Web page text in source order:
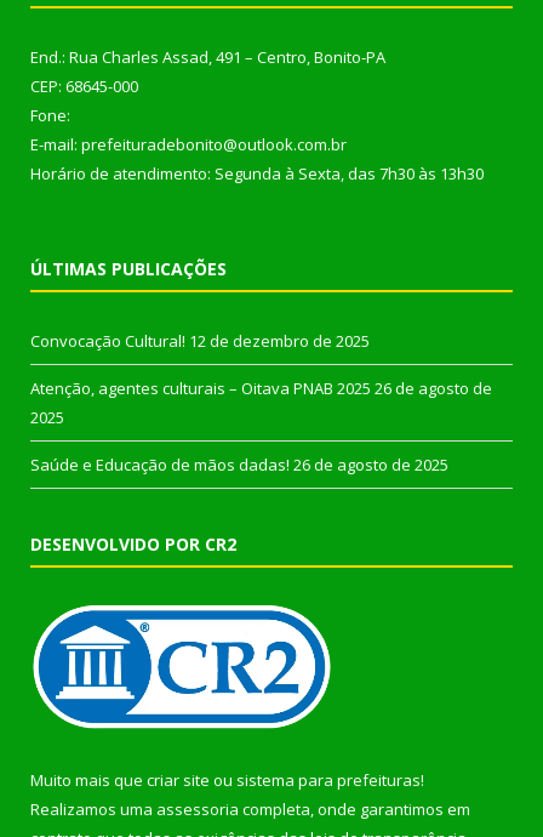
End.: Rua Charles Assad, 491 – Centro, Bonito-PA
CEP: 68645-000
Fone:
E-mail: prefeituradebonito@outlook.com.br
Horário de atendimento: Segunda à Sexta, das 7h30 às 13h30
ÚLTIMAS PUBLICAÇÕES
Convocação Cultural! 12 de dezembro de 2025
Atenção, agentes culturais – Oitava PNAB 2025 26 de agosto de
2025
Saúde e Educação de mãos dadas! 26 de agosto de 2025
DESENVOLVIDO POR CR2
Muito mais que criar site ou sistema para prefeituras!
Realizamos uma assessoria completa, onde garantimos em